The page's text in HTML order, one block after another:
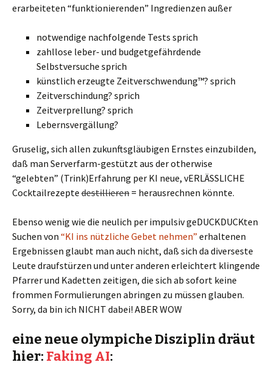
erarbeiteten “funktionierenden” Ingredienzen außer
notwendige nachfolgende Tests sprich
zahllose leber- und budgetgefährdende
Selbstversuche sprich
künstlich erzeugte Zeitverschwendung™? sprich
Zeitverschindung? sprich
Zeitverprellung? sprich
Lebernsvergällung?
Gruselig, sich allen zukunftsgläubigen Ernstes einzubilden,
daß man Serverfarm-gestützt aus der otherwise
“gelebten” (Trink)Erfahrung per KI neue, vERLÄSSLICHE
Cocktailrezepte destillieren = herausrechnen könnte.
Ebenso wenig wie die neulich per impulsiv geDUCKDUCKten
Suchen von “KI ins nützliche Gebet nehmen” erhaltenen
Ergebnissen glaubt man auch nicht, daß sich da diverseste
Leute draufstürzen und unter anderen erleichtert klingende
Pfarrer und Kadetten zeitigen, die sich ab sofort keine
frommen Formulierungen abringen zu müssen glauben.
Sorry, da bin ich NICHT dabei! ABER WOW
eine neue olympiche Disziplin dräut
hier:Faking AI: